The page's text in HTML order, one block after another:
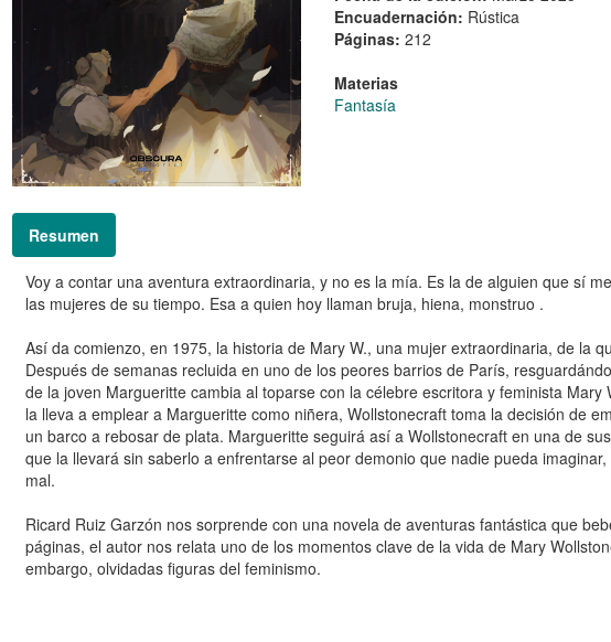
Encuadernación: Rústica
Páginas: 212
Materias
Fantasía
Resumen
Voy a contar una aventura extraordinaria, y no es la mía. Es la de alguien que sí
las mujeres de su tiempo. Esa a quien hoy llaman bruja, hiena, monstruo .
Así da comienzo, en 1975, la historia de Mary W., una mujer extraordinaria, de la
Después de semanas recluida en uno de los peores barrios de París,
de la joven Margueritte cambia al toparse con la célebre escritora y feminista
la lleva a emplear a Margueritte como niñera, Wollstonecraft toma la decisión de
un barco a rebosar de plata. Margueritte seguirá así a Wollstonecraft en una de
que la llevará sin saberlo a enfrentarse al peor demonio que nadie pueda
mal.
Ricard Ruiz Garzón nos sorprende con una novela de aventuras fantástica que
páginas, el autor nos relata uno de los momentos clave de la vida de Mary
embargo, olvidadas figuras del feminismo.